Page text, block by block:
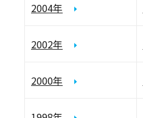
2004年
2002年
2000年